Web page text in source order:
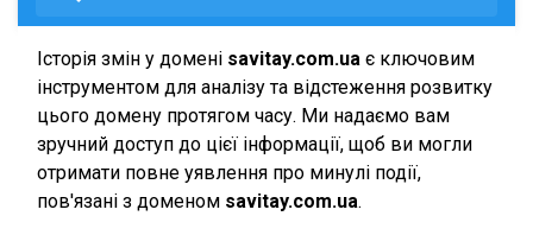
Історія змін у домені savitay.com.ua є ключовим
інструментом для аналізу та відстеження розвитку
цього домену протягом часу. Ми надаємо вам
зручний доступ до цієї інформації, щоб ви могли
отримати повне уявлення про минулі події,
пов'язані з доменом savitay.com.ua.